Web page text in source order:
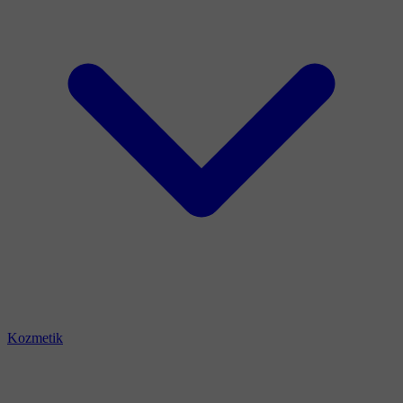
Kozmetik